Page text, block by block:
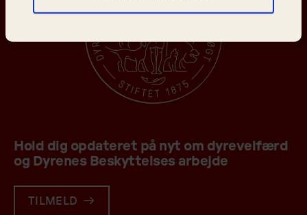
Hold dig opdateret på nyt om dyrevelfærd
og Dyrenes Beskyttelses arbejde
TILMELD